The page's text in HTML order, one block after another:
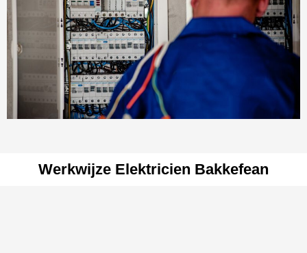
Werkwijze Elektricien Bakkefean